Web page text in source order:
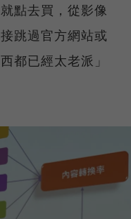
點去買，從影像
跳過官方網站或
都已經太老派」